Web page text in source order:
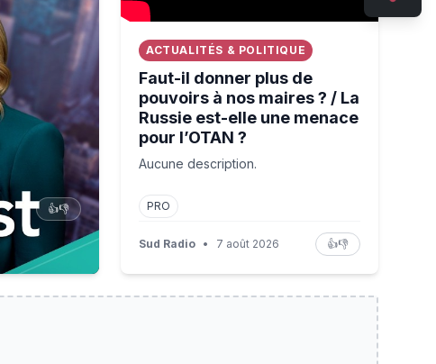
👍👎
ACTUALITÉS & POLITIQUE
Faut-il donner plus de
pouvoirs à nos maires ? / La
Russie est-elle une menace
pour l’OTAN ?
Aucune description.
PRO
Sud Radio • 7 août 2026 👍👎